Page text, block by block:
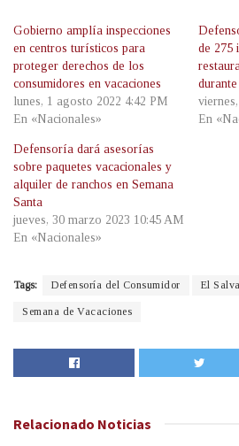
Gobierno amplía inspecciones
en centros turísticos para
proteger derechos de los
consumidores en vacaciones
lunes, 1 agosto 2022 4:42 PM
En «Nacionales»
de 275
En
Defensoría dará asesorías
sobre paquetes vacacionales y
alquiler de ranchos en Semana
Santa
jueves, 30 marzo 2023 10:45 AM
En «Nacionales»
Tags: Defensoría del Consumidor El
Semana de Vacaciones
Relacionado Noticias